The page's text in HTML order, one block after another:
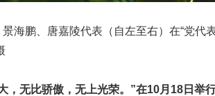
鹏、唐嘉陵代表（自左至右）在“党代
，无比骄傲，无上光荣。”在10月18日举